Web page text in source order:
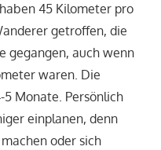
45 Kilometer pro
getroffen, die
gegangen, auch wenn
waren. Die
Monate. Persönlich
einplanen, denn
oder sich